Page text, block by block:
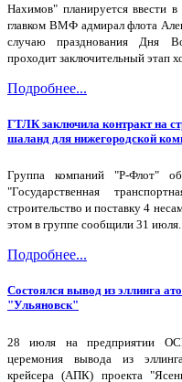
Нахимов" планируется ввести
главком ВМФ адмирал флота
случаю празднования Дня
проходит заключительный этап
Подробнее...
ГТЛК заключила контракт на
шаланд для нижегородской
Группа компаний "Р-Флот"
"Государственная
строительство и поставку 4
этом в группе сообщили 31 июля.
Подробнее...
Состоялся вывод из эллинга
"Ульяновск"
28 июля на предприятии
церемония вывода из
крейсера (АПК) проекта